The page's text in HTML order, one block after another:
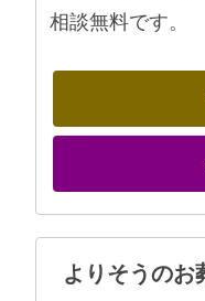
相談無料です。
よりそうのお